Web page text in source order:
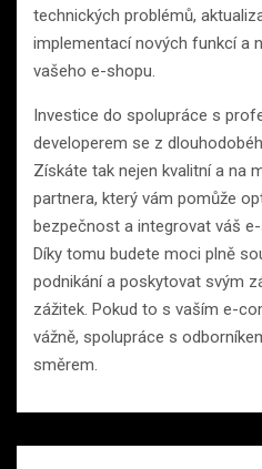
technických problémů,
implementací nových funkcí a
vašeho e-shopu.
Investice do spolupráce s
developerem se z
Získáte tak nejen kvalitní a na
partnera, který vám pomůže
bezpečnost a integrovat váš
Díky tomu budete moci plně
podnikání a poskytovat svým
zážitek. Pokud to s vaším e-
vážně, spolupráce s
směrem.